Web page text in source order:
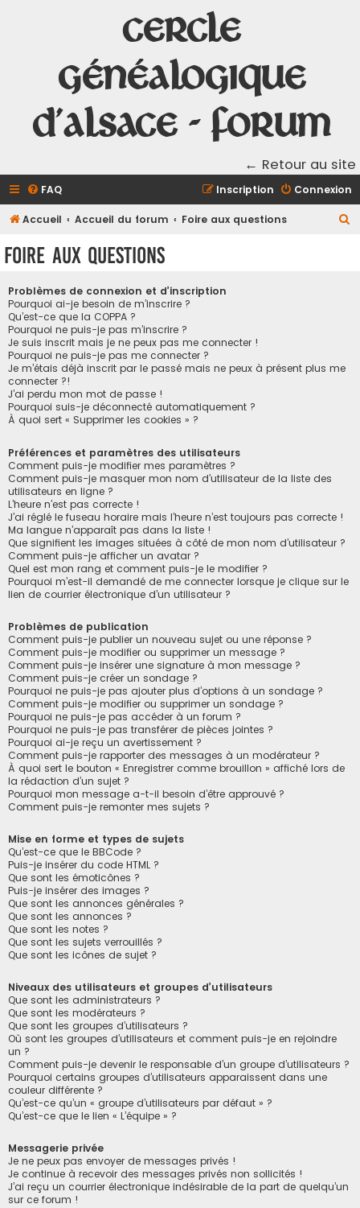
Cercle
Généalogique
d'Alsace - Forum
← Retour au site
FAQ Connexion
Inscription
Accueil Accueil du forum Foire aux questions
Foire aux questions
Problèmes de connexion et d’inscription
Pourquoi ai-je besoin de m’inscrire ?
Qu’est-ce que la COPPA ?
Pourquoi ne puis-je pas m’inscrire ?
Je suis inscrit mais je ne peux pas me connecter !
Pourquoi ne puis-je pas me connecter ?
Je m’étais déjà inscrit par le passé mais ne peux à présent plus me
connecter ?!
J’ai perdu mon mot de passe !
Pourquoi suis-je déconnecté automatiquement ?
À quoi sert « Supprimer les cookies » ?
Préférences et paramètres des utilisateurs
Comment puis-je modifier mes paramètres ?
Comment puis-je masquer mon nom d’utilisateur de la liste des
utilisateurs en ligne ?
L’heure n’est pas correcte !
J’ai réglé le fuseau horaire mais l’heure n’est toujours pas correcte !
Ma langue n’apparaît pas dans la liste !
Que signifient les images situées à côté de mon nom d’utilisateur ?
Comment puis-je afficher un avatar ?
Quel est mon rang et comment puis-je le modifier ?
Pourquoi m’est-il demandé de me connecter lorsque je clique sur le
lien de courrier électronique d’un utilisateur ?
Problèmes de publication
Comment puis-je publier un nouveau sujet ou une réponse ?
Comment puis-je modifier ou supprimer un message ?
Comment puis-je insérer une signature à mon message ?
Comment puis-je créer un sondage ?
Pourquoi ne puis-je pas ajouter plus d’options à un sondage ?
Comment puis-je modifier ou supprimer un sondage ?
Pourquoi ne puis-je pas accéder à un forum ?
Pourquoi ne puis-je pas transférer de pièces jointes ?
Pourquoi ai-je reçu un avertissement ?
Comment puis-je rapporter des messages à un modérateur ?
À quoi sert le bouton « Enregistrer comme brouillon » affiché lors de
la rédaction d’un sujet ?
Pourquoi mon message a-t-il besoin d’être approuvé ?
Comment puis-je remonter mes sujets ?
Mise en forme et types de sujets
Qu’est-ce que le BBCode ?
Puis-je insérer du code HTML ?
Que sont les émoticônes ?
Puis-je insérer des images ?
Que sont les annonces générales ?
Que sont les annonces ?
Que sont les notes ?
Que sont les sujets verrouillés ?
Que sont les icônes de sujet ?
Niveaux des utilisateurs et groupes d’utilisateurs
Que sont les administrateurs ?
Que sont les modérateurs ?
Que sont les groupes d’utilisateurs ?
Où sont les groupes d’utilisateurs et comment puis-je en rejoindre
un ?
Comment puis-je devenir le responsable d’un groupe d’utilisateurs ?
Pourquoi certains groupes d’utilisateurs apparaissent dans une
couleur différente ?
Qu’est-ce qu’un « groupe d’utilisateurs par défaut » ?
Qu’est-ce que le lien « L’équipe » ?
Messagerie privée
Je ne peux pas envoyer de messages privés !
Je continue à recevoir des messages privés non sollicités !
J’ai reçu un courrier électronique indésirable de la part de quelqu’un
sur ce forum !